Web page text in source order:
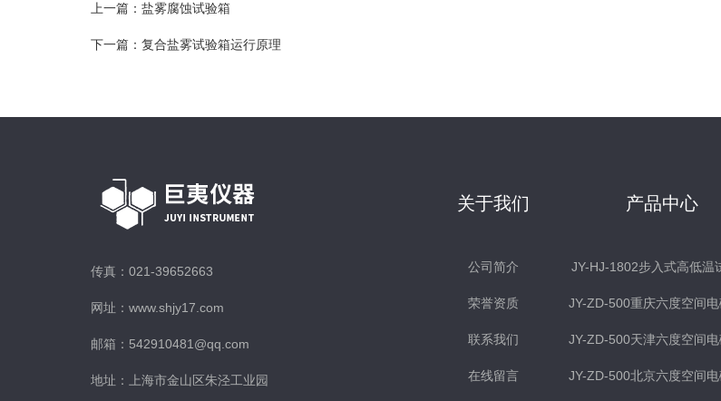
上一篇： 盐雾腐蚀试验箱
下一篇： 复合盐雾试验箱运行原理
传真：021-39652663
网址：www.shjy17.com
邮箱：542910481@qq.com
地址：上海市金山区朱泾工业园
关于我们
公司简介
荣誉资质
联系我们
在线留言
产品中心
JY-HJ-1802步入式高低温